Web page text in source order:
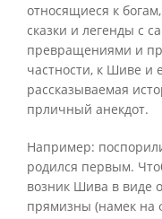
относящиеся к
сказки и легенды с
превращениями и
частности, к Шиве и
рассказываемая
прличный анекдот.
Например:
родился первым.
возник Шива в виде
прямизны (намек на